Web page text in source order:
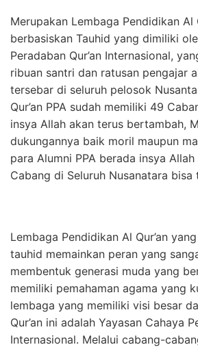
Merupakan Lembaga Pendidikan Al
berbasiskan Tauhid yang dimiliki
Peradaban Qur’an Internasional,
ribuan santri dan ratusan pengajar
tersebar di seluruh pelosok
Qur’an PPA sudah memiliki 49
insya Allah akan terus bertambah,
dukungannya baik moril maupun
para Alumni PPA berada insya
Cabang di Seluruh Nusanatara
Lembaga Pendidikan Al Qur’an
tauhid memainkan peran yang
membentuk generasi muda yang
memiliki pemahaman agama yang
lembaga yang memiliki visi besar
Qur’an ini adalah Yayasan Cahaya
Internasional. Melalui cabang-